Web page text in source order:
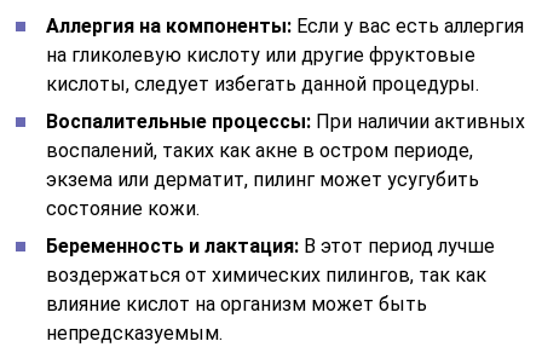
Аллергия на компоненты: Если у вас есть аллергия
на гликолевую кислоту или другие фруктовые
кислоты, следует избегать данной процедуры.
Воспалительные процессы: При наличии активных
воспалений, таких как акне в остром периоде,
экзема или дерматит, пилинг может усугубить
состояние кожи.
Беременность и лактация: В этот период лучше
воздержаться от химических пилингов, так как
влияние кислот на организм может быть
непредсказуемым.